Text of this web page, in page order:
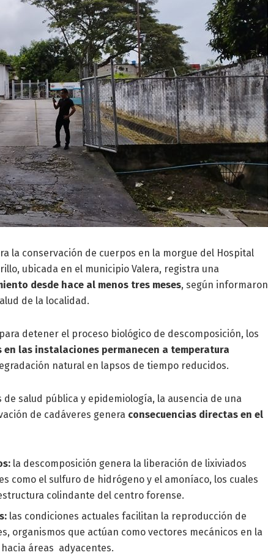
la conservación de cuerpos en la morgue del Hospital
ubicada en el municipio Valera, registra una
desde hace al menos tres meses, según informaron
de la localidad.
detener el proceso biológico de descomposición, los
las instalaciones permanecen a temperatura
natural en lapsos de tiempo reducidos.
de salud pública y epidemiología, la ausencia de una
de cadáveres genera consecuencias directas en el
la descomposición genera la liberación de lixiviados
como el sulfuro de hidrógeno y el amoníaco, los cuales
colindante del centro forense.
las condiciones actuales facilitan la reproducción de
organismos que actúan como vectores mecánicos en la
áreas adyacentes.